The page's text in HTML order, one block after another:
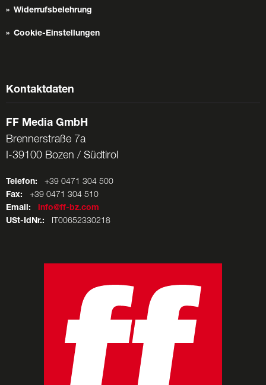
Widerrufsbelehrung
Cookie-Einstellungen
Kontaktdaten
FF Media GmbH
Brennerstraße 7a
I-39100 Bozen / Südtirol
Telefon: +39 0471 304 500
Fax: +39 0471 304 510
Email:
info@ff-bz.com
USt-IdNr.: IT00652330218